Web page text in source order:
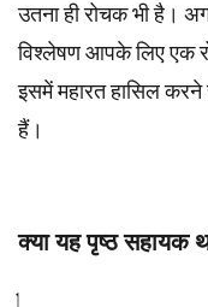
उतना ही रोचक भी है।
विश्लेषण आपके लिए एक
इसमें महारत हासिल
हैं।
क्या यह पृष्ठ सहायक